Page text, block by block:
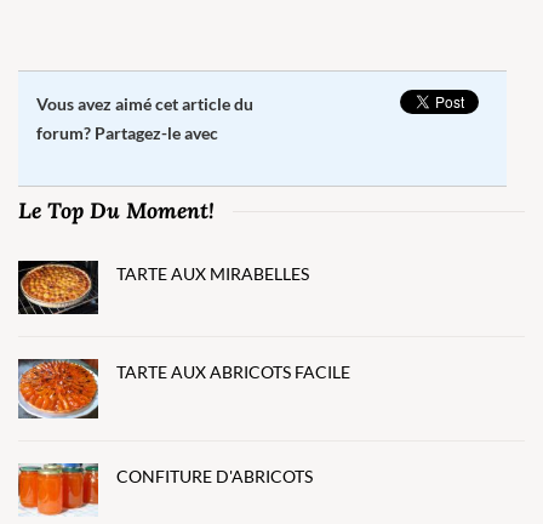
Vous avez aimé cet article du
forum? Partagez-le avec
Le Top Du Moment!
TARTE AUX MIRABELLES
TARTE AUX ABRICOTS FACILE
CONFITURE D'ABRICOTS